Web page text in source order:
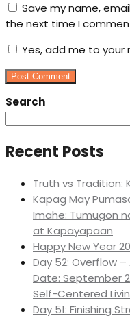
Save my name,
the next time I
Yes, add me to your
Search
Recent Posts
Truth vs Tradition:
Kapag May
Imahe: Tumugon
at Kapayapaan
Happy New Year
Day 52: Overflow
Date: September
Self-Centered
Day 51: Finishing